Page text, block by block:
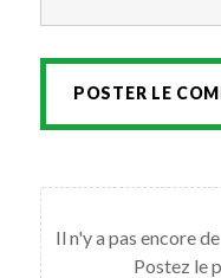
POSTER LE
Il n'y a pas encore
Postez le